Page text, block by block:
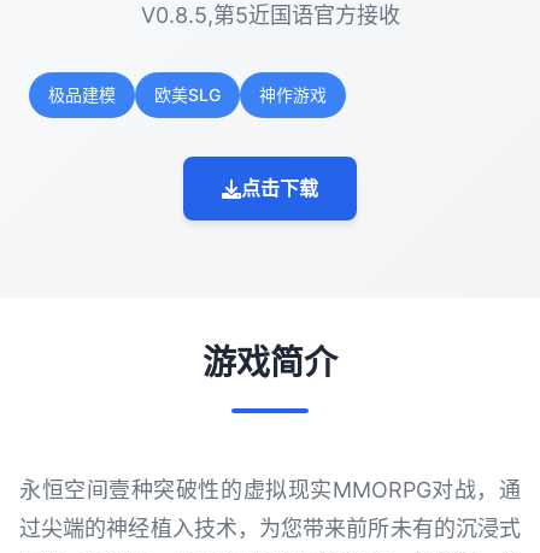
V0.8.5,第5近国语官方接收
极品建模 欧美SLG 神作游戏
点击下载
游戏简介
永恒空间壹种突破性的虚拟现实MMORPG对战，通
过尖端的神经植入技术，为您带来前所未有的沉浸式